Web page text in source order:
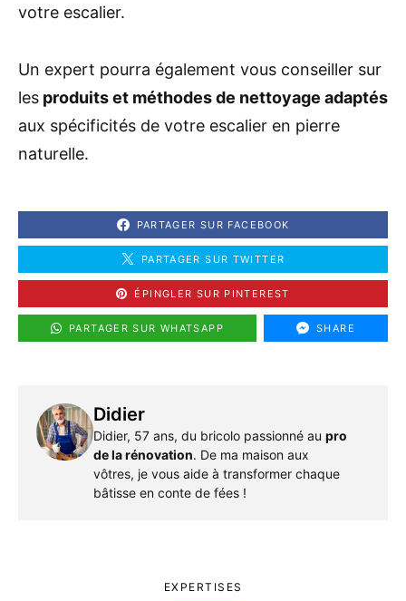
votre escalier.
Un expert pourra également vous conseiller sur
les produits et méthodes de nettoyage adaptés
aux spécificités de votre escalier en pierre
naturelle.
PARTAGER SUR FACEBOOK
PARTAGER SUR TWITTER
ÉPINGLER SUR PINTEREST
PARTAGER SUR WHATSAPP SHARE
Didier
Didier, 57 ans, du bricolo passionné au pro
de la rénovation. De ma maison aux
vôtres, je vous aide à transformer chaque
bâtisse en conte de fées !
EXPERTISES